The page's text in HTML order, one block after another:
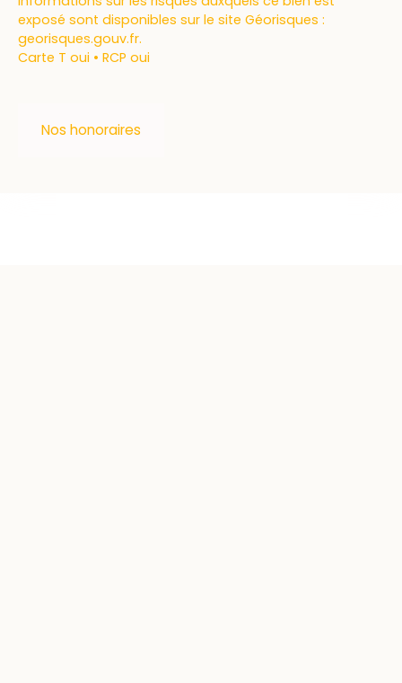
exposé sont disponibles sur le site Géorisques :
georisques.gouv.fr.
Carte T oui • RCP oui
Nos honoraires